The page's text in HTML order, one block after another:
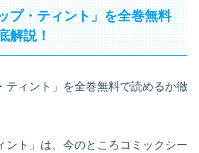
プ・ティント」を全巻無料
解説！
ティント」を全巻無料で読めるか徹
ント」は、今のところコミックシー